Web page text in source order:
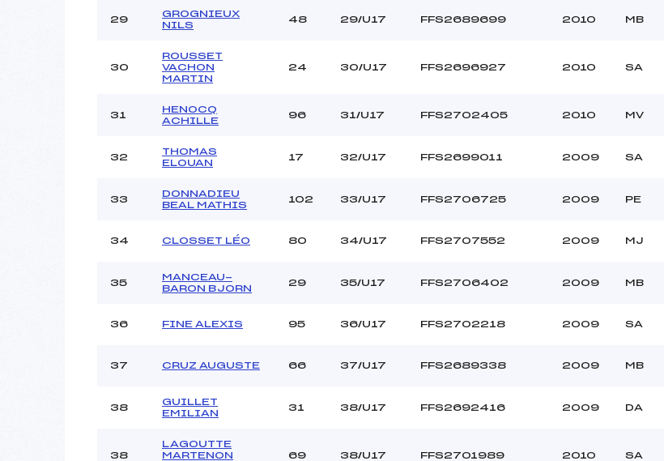
29
GROGNIEUX
NILS
48 29/U17 FFS2689699 2010 MB
30
ROUSSET
VACHON
MARTIN
24 30/U17 FFS2696927 2010 SA
31
HENOCQ
ACHILLE
96 31/U17 FFS2702405 2010 MV
32
THOMAS
ELOUAN
17 32/U17 FFS2699011 2009 SA
33
DONNADIEU
BEAL MATHIS
102 33/U17 FFS2706725 2009 PE
34 CLOSSET LÉO 80 34/U17 FFS2707552 2009 MJ
35
MANCEAU-
BARON BJORN
29 35/U17 FFS2706402 2009 MB
36 FINE ALEXIS 95 36/U17 FFS2702218 2009 SA
37 CRUZ AUGUSTE 66 37/U17 FFS2689338 2009 MB
38
GUILLET
EMILIAN
31 38/U17 FFS2692416 2009 DA
38
LAGOUTTE
MARTENON
69 38/U17 FFS2701989 2010 SA